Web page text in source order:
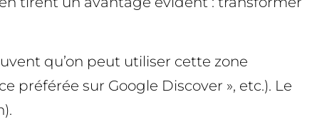
qu’on peut utiliser cette zone
préférée sur Google Discover », etc.). Le